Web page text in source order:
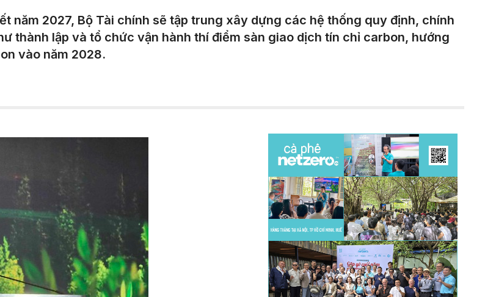
năm 2027, Bộ Tài chính sẽ tập trung xây dựng các hệ thống quy định, chính
thành lập và tổ chức vận hành thí điểm sàn giao dịch tín chỉ carbon, hướng
vào năm 2028.